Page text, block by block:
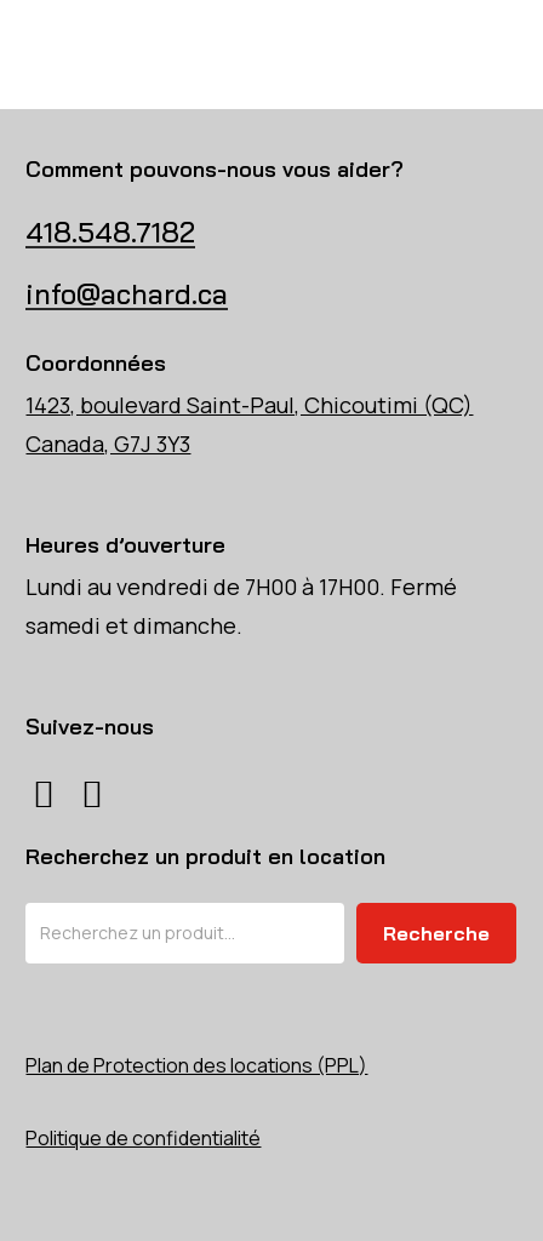
Comment pouvons-nous vous aider?
418.548.7182
info@achard.ca
Coordonnées
1423, boulevard Saint-Paul, Chicoutimi (QC)
Canada, G7J 3Y3
Heures d’ouverture
Lundi au vendredi de 7H00 à 17H00. Fermé
samedi et dimanche.
Suivez-nous
Recherchez un produit en location
Recherche
Plan de Protection des locations (PPL)
Politique de confidentialité